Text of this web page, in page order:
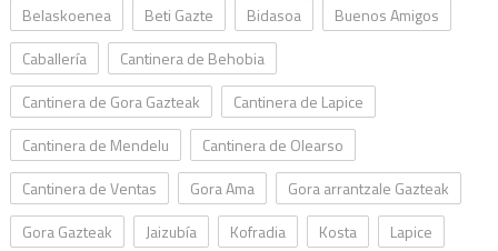
Belaskoenea
Beti Gazte Bidasoa
Buenos Amigos
Caballería
Cantinera de Behobia
Cantinera de Gora Gazteak
Cantinera de Lapice
Cantinera de Mendelu
Cantinera de Olearso
Cantinera de Ventas
Gora Ama
Gora arrantzale Gazteak
Gora Gazteak
Jaizubía Kofradia Kosta
Lapice